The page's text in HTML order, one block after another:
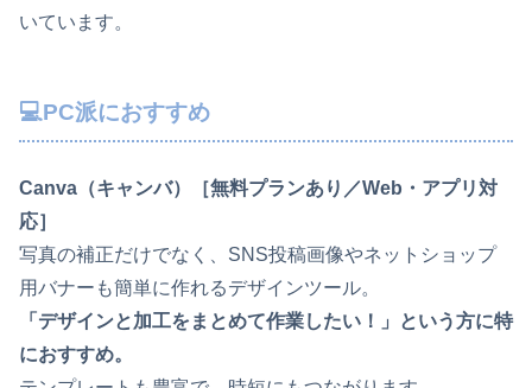
いています。
💻PC派におすすめ
Canva（キャンバ）［無料プランあり／Web・アプリ対
応］
写真の補正だけでなく、SNS投稿画像やネットショップ
用バナーも簡単に作れるデザインツール。
「デザインと加工をまとめて作業したい！」という方に特
におすすめ。